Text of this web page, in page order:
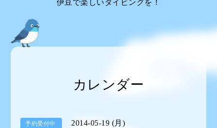
伊豆で楽しいダイビングを！
カレンダー
予約受付中 2014-05-19 (月)